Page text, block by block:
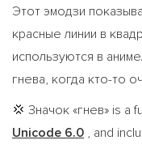
Этот эмодзи
красные линии в
используются в
гнева, когда кто-то
💢 Значок «гнев» is a
Unicode 6.0 , and